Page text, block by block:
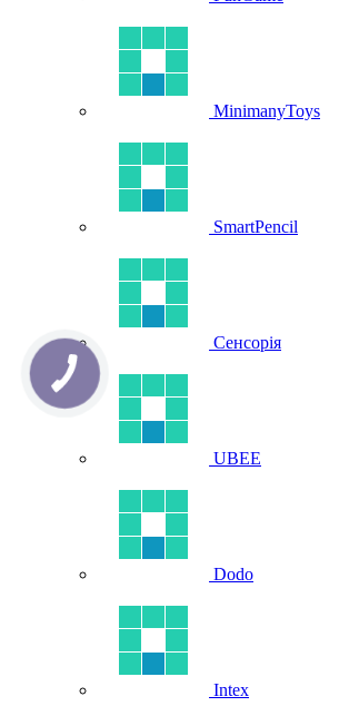
MinimanyToys
SmartPencil
Сенсорія
UBEE
Dodo
Intex